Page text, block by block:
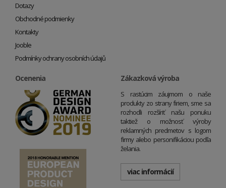
Dotazy
Obchodné podmienky
Kontakty
Jooble
Podmínky ochrany osobních údajů
Ocenenia Zákazková výroba
S rastúcim záujmom o naše
produkty zo strany firiem, sme sa
rozhodli rozšíriť našu ponuku
taktiež o možnosť výroby
reklamných predmetov s logom
firmy alebo personifikáciou podľa
želania.
viac informácií